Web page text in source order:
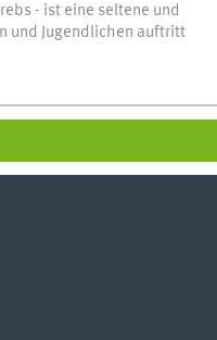
- ist eine seltene und
und Jugendlichen auftritt